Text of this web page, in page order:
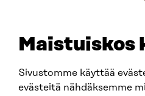
Maistuiskos
Sivustomme käyttää
evästeitä nähdäksemme
haasteita sekä
ja uudistumiskyky
perustuu datan
käyttöönottoon.